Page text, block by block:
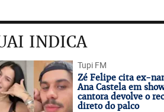
INDICA
Tupi FM
Zé Felipe cita ex-
Ana Castela em
cantora devolve o
direto do palco